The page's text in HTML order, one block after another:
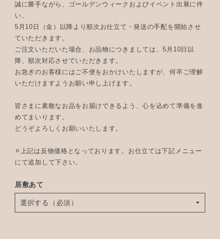
誠に勝手ながら、ゴールデンウィークおよびイベント出展に伴
い、
5月10日（金）以降より順次お仕立て・発送の手配を開始させ
ていただきます。
ご注文いただいた場合、お品物につきましては、5月10日以
降、順次対応させていただきます。
お急ぎのお客様にはご不便をおかけいたしますが、何卒ご理解
いただけますようお願い申し上げます。
皆さまに素敵なお品をお届けできるよう、心を込めて準備を進
めてまいります。
どうぞよろしくお願いいたします。
⚪︎上記は反物価格となっております。お仕立ては下記メニュー
にて追加して下さい。
居敷あて